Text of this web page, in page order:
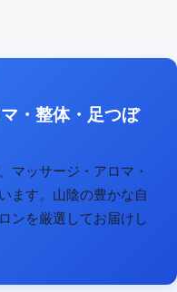
・整体・足つぼ
マッサージ・アロマ・
ます。山陰の豊かな自
ンを厳選してお届けし